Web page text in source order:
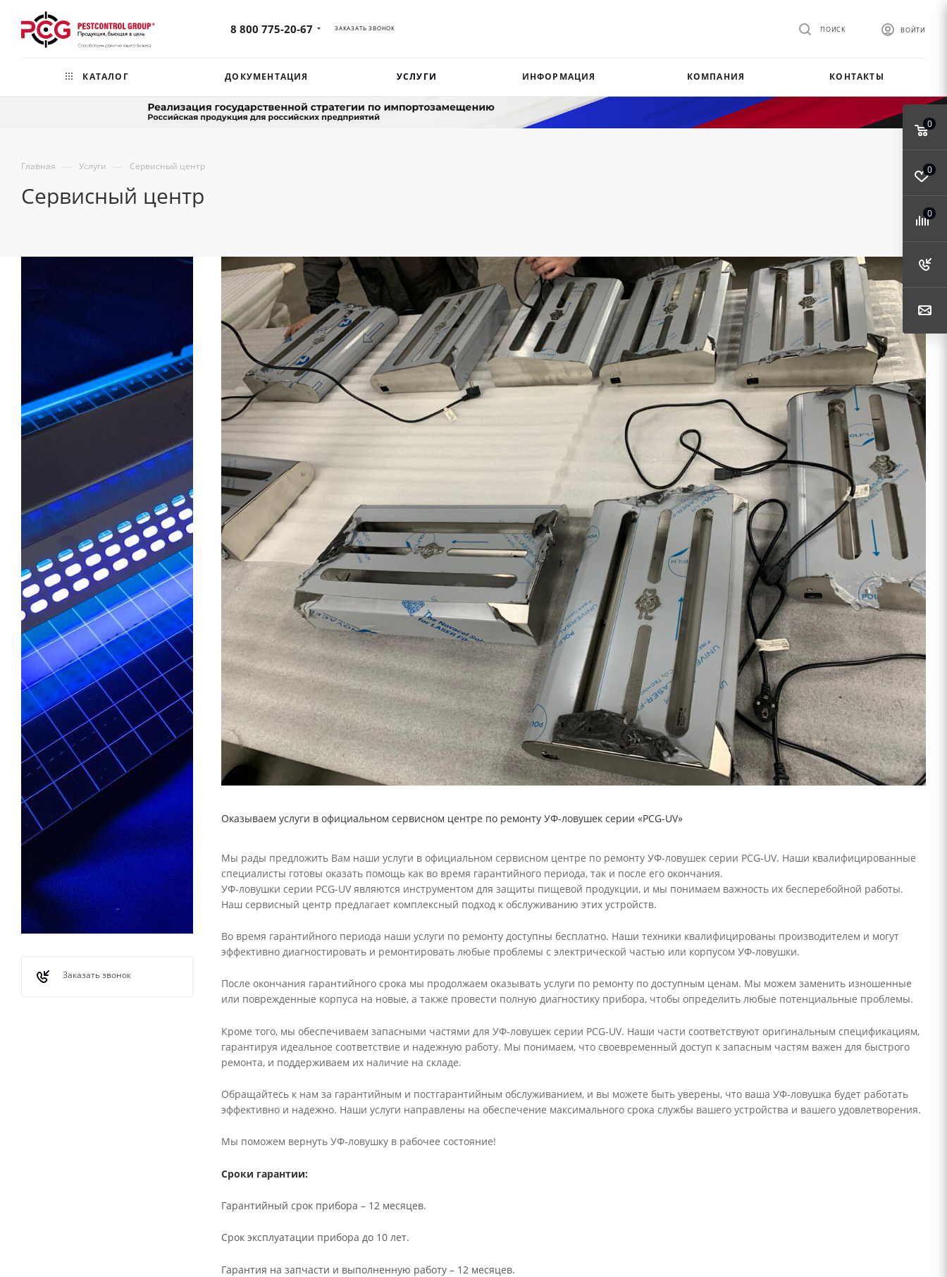
8 800 775-20-67 ЗАКАЗАТЬ ЗВОНОК ВОЙТИ
ПОИСК
КАТАЛОГ ДОКУМЕНТАЦИЯ УСЛУГИ ИНФОРМАЦИЯ КОМПАНИЯ КОНТАКТЫ
Главная — Услуги — Сервисный центр
Сервисный центр
Оказываем услуги в официальном сервисном центре по ремонту УФ-ловушек серии «PCG-UV»
Мы рады предложить Вам наши услуги в официальном сервисном центре по ремонту УФ-ловушек серии PCG-UV. Наши квалифицированные
специалисты готовы оказать помощь как во время гарантийного периода, так и после его окончания.
УФ-ловушки серии PCG-UV являются инструментом для защиты пищевой продукции, и мы понимаем важность их бесперебойной работы.
Наш сервисный центр предлагает комплексный подход к обслуживанию этих устройств.
Во время гарантийного периода наши услуги по ремонту доступны бесплатно. Наши техники квалифицированы производителем и могут
эффективно диагностировать и ремонтировать любые проблемы с электрической частью или корпусом УФ-ловушки.
После окончания гарантийного срока мы продолжаем оказывать услуги по ремонту по доступным ценам. Мы можем заменить изношенные
или поврежденные корпуса на новые, а также провести полную диагностику прибора, чтобы определить любые потенциальные проблемы.
Кроме того, мы обеспечиваем запасными частями для УФ-ловушек серии PCG-UV. Наши части соответствуют оригинальным спецификациям,
гарантируя идеальное соответствие и надежную работу. Мы понимаем, что своевременный доступ к запасным частям важен для быстрого
ремонта, и поддерживаем их наличие на складе.
Обращайтесь к нам за гарантийным и постгарантийным обслуживанием, и вы можете быть уверены, что ваша УФ-ловушка будет работать
эффективно и надежно. Наши услуги направлены на обеспечение максимального срока службы вашего устройства и вашего удовлетворения.
Мы поможем вернуть УФ-ловушку в рабочее состояние!
Сроки гарантии:
Гарантийный срок прибора – 12 месяцев.
Срок эксплуатации прибора до 10 лет.
Гарантия на запчасти и выполненную работу – 12 месяцев.
Заказать звонок
0
0
0